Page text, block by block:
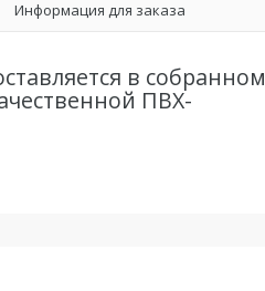
Информация для заказа
в собранном
ПВХ-